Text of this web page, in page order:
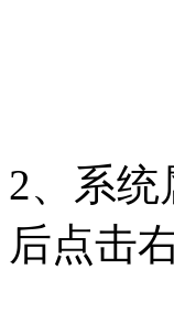
2、系
后点击